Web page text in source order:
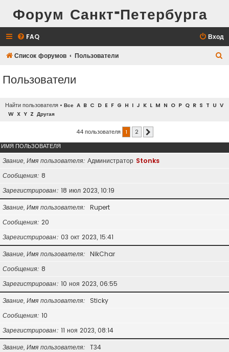
Форум Санкт-Петербурга
FAQ Вход
Список форумов Пользователи
Пользователи
Найти пользователя • Все A B C D E F G H I J K L M N O P Q R S T U V
W X Y Z Другая
44 пользователя 1 2
ИМЯ ПОЛЬЗОВАТЕЛЯ
Звание, Имя пользователя Администратор Stonks
Сообщения 8
Зарегистрирован 18 июл 2023, 10:19
Звание, Имя пользователя
Rupert
Сообщения 20
Зарегистрирован 03 окт 2023, 15:41
Звание, Имя пользователя
NikChar
Сообщения 8
Зарегистрирован 10 ноя 2023, 06:55
Звание, Имя пользователя
Sticky
Сообщения 10
Зарегистрирован 11 ноя 2023, 08:14
Звание, Имя пользователя
T34